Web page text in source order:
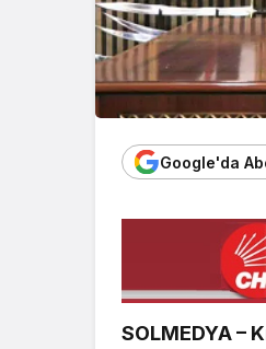
Google'da
SOLMEDYA –